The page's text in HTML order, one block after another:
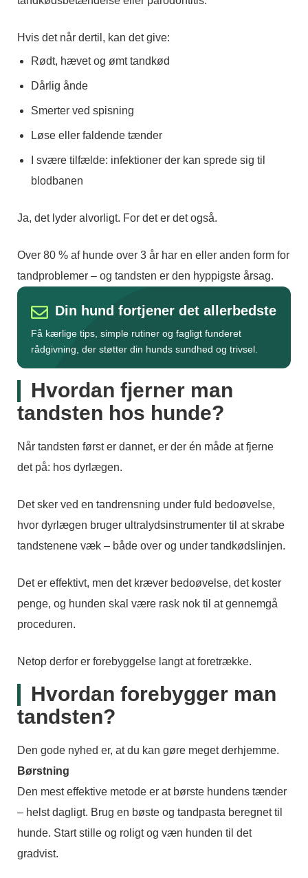
Hvis det når dertil, kan det give:
Rødt, hævet og ømt tandkød
Dårlig ånde
Smerter ved spisning
Løse eller faldende tænder
I svære tilfælde: infektioner der kan sprede sig til
blodbanen
Ja, det lyder alvorligt. For det er det også.
Over 80 % af hunde over 3 år har en eller anden form for
tandproblemer – og tandsten er den hyppigste årsag.
Din hund fortjener det allerbedste
Få kærlige tips, simple rutiner og fagligt funderet
rådgivning, der støtter din hunds sundhed og trivsel.
Hvordan fjerner man
tandsten hos hunde?
Når tandsten først er dannet, er der én måde at fjerne
det på: hos dyrlægen.
Det sker ved en tandrensning under fuld bedoøvelse,
hvor dyrlægen bruger ultralydsinstrumenter til at skrabe
tandstenene væk – både over og under tandkødslinjen.
Det er effektivt, men det kræver bedoøvelse, det koster
penge, og hunden skal være rask nok til at gennemgå
proceduren.
Netop derfor er forebyggelse langt at foretrække.
Hvordan forebygger man
tandsten?
Den gode nyhed er, at du kan gøre meget derhjemme.
Børstning
Den mest effektive metode er at børste hundens tænder
– helst dagligt. Brug en bøste og tandpasta beregnet til
hunde. Start stille og roligt og væn hunden til det
gradvist.